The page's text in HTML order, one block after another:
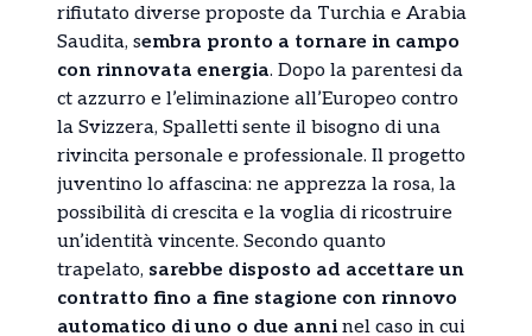
rifiutato diverse proposte da Turchia e Arabia
Saudita, sembra pronto a tornare in campo
con rinnovata energia. Dopo la parentesi da
ct azzurro e l’eliminazione all’Europeo contro
la Svizzera, Spalletti sente il bisogno di una
rivincita personale e professionale. Il progetto
juventino lo affascina: ne apprezza la rosa, la
possibilità di crescita e la voglia di ricostruire
un’identità vincente. Secondo quanto
trapelato, sarebbe disposto ad accettare un
contratto fino a fine stagione con rinnovo
automatico di uno o due anni nel caso in cui